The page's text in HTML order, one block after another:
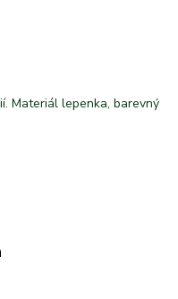
Materiál lepenka, barevný